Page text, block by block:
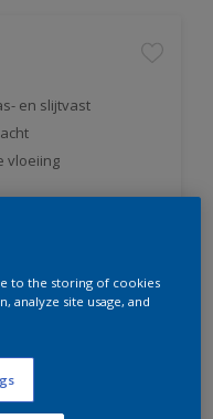
en slijtvast
vloeiing
to the storing of cookies
analyze site usage, and